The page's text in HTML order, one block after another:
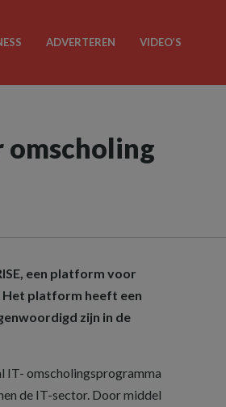
ADVERTEREN VIDEO’S
een platform voor
Het platform heeft een
zijn in de
IT- omscholingsprogramma
de IT-sector. Door middel